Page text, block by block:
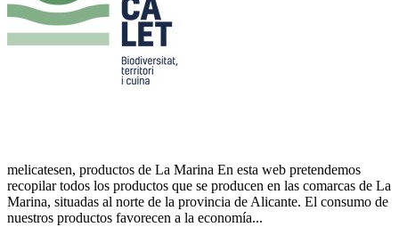
melicatesen, productos de La Marina En esta web pretendemos
recopilar todos los productos que se producen en las comarcas de La
Marina, situadas al norte de la provincia de Alicante. El consumo de
nuestros productos favorecen a la economía...